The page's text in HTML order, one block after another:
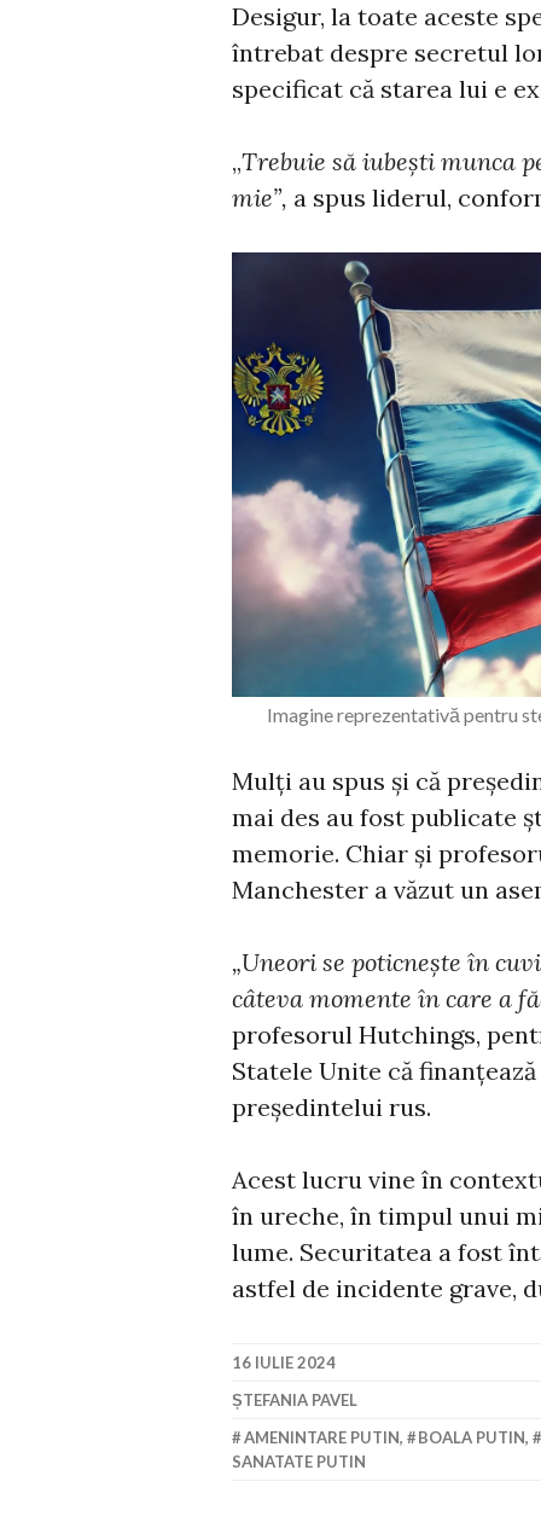
Desigur, la toate aceste
întrebat despre secretul
specificat că starea lui e
„Trebuie să iubești munca
mie”, a spus liderul,
Imagine reprezentativă pentru
Mulți au spus și că
mai des au fost publicate
memorie. Chiar și
Manchester a văzut un
„Uneori se poticnește în
câteva momente în care a
profesorul Hutchings,
Statele Unite că
președintelui rus.
Acest lucru vine în
în ureche, în timpul unui
lume. Securitatea a fost
astfel de incidente grave,
16 IULIE 2024
ȘTEFANIA PAVEL
AMENINTARE PUTIN, BOALA PUTIN,
SANATATE PUTIN